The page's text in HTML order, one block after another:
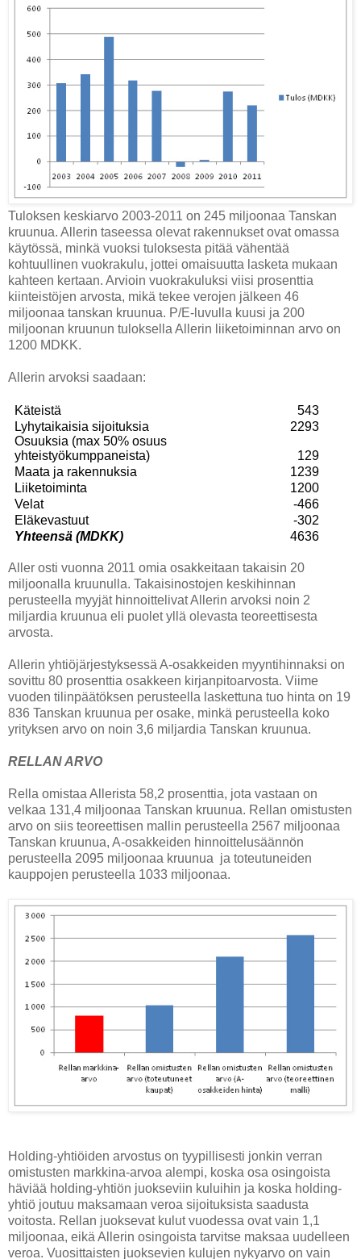
Tuloksen keskiarvo 2003-2011 on 245 miljoonaa Tanskan
kruunua. Allerin taseessa olevat rakennukset ovat omassa
käytössä, minkä vuoksi tuloksesta pitää vähentää
kohtuullinen vuokrakulu, jottei omaisuutta lasketa mukaan
kahteen kertaan. Arvioin vuokrakuluksi viisi prosenttia
kiinteistöjen arvosta, mikä tekee verojen jälkeen 46
miljoonaa tanskan kruunua. P/E-luvulla kuusi ja 200
miljoonan kruunun tuloksella Allerin liiketoiminnan arvo on
1200 MDKK.
Allerin arvoksi saadaan:
Käteistä
543
Lyhytaikaisia sijoituksia
2293
Osuuksia (max 50% osuus
yhteistyökumppaneista)
129
Maata ja rakennuksia
1239
Liiketoiminta
1200
Velat
-466
Eläkevastuut
-302
Yhteensä (MDKK)
4636
Aller osti vuonna 2011 omia osakkeitaan takaisin 20
miljoonalla kruunulla. Takaisinostojen keskihinnan
perusteella myyjät hinnoittelivat Allerin arvoksi noin 2
miljardia kruunua eli puolet yllä olevasta teoreettisesta
arvosta.
Allerin yhtiöjärjestyksessä A-osakkeiden myyntihinnaksi on
sovittu 80 prosenttia osakkeen kirjanpitoarvosta. Viime
vuoden tilinpäätöksen perusteella laskettuna tuo hinta on 19
836 Tanskan kruunua per osake, minkä perusteella koko
yrityksen arvo on noin 3,6 miljardia Tanskan kruunua.
RELLAN ARVO
Rella omistaa Allerista 58,2 prosenttia, jota vastaan on
velkaa 131,4 miljoonaa Tanskan kruunua. Rellan omistusten
arvo on siis teoreettisen mallin perusteella 2567 miljoonaa
Tanskan kruunua, A-osakkeiden hinnoittelusäännön
perusteella 2095 miljoonaa kruunua ja toteutuneiden
kauppojen perusteella 1033 miljoonaa.
Holding-yhtiöiden arvostus on tyypillisesti jonkin verran
omistusten markkina-arvoa alempi, koska osa osingoista
häviää holding-yhtiön juokseviin kuluihin ja koska holding-
yhtiö joutuu maksamaan veroa sijoituksista saadusta
voitosta. Rellan juoksevat kulut vuodessa ovat vain 1,1
miljoonaa, eikä Allerin osingoista tarvitse maksaa uudelleen
veroa. Vuosittaisten juoksevien kulujen nykyarvo on vain